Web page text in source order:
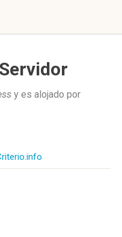
y es alojado por